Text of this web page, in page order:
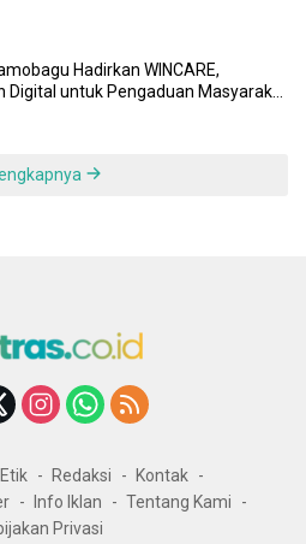
Hadirkan WINCARE,
Digital untuk Pengaduan Masyarakat
Redaksi
Kontak
Info Iklan
Tentang Kami
Privasi